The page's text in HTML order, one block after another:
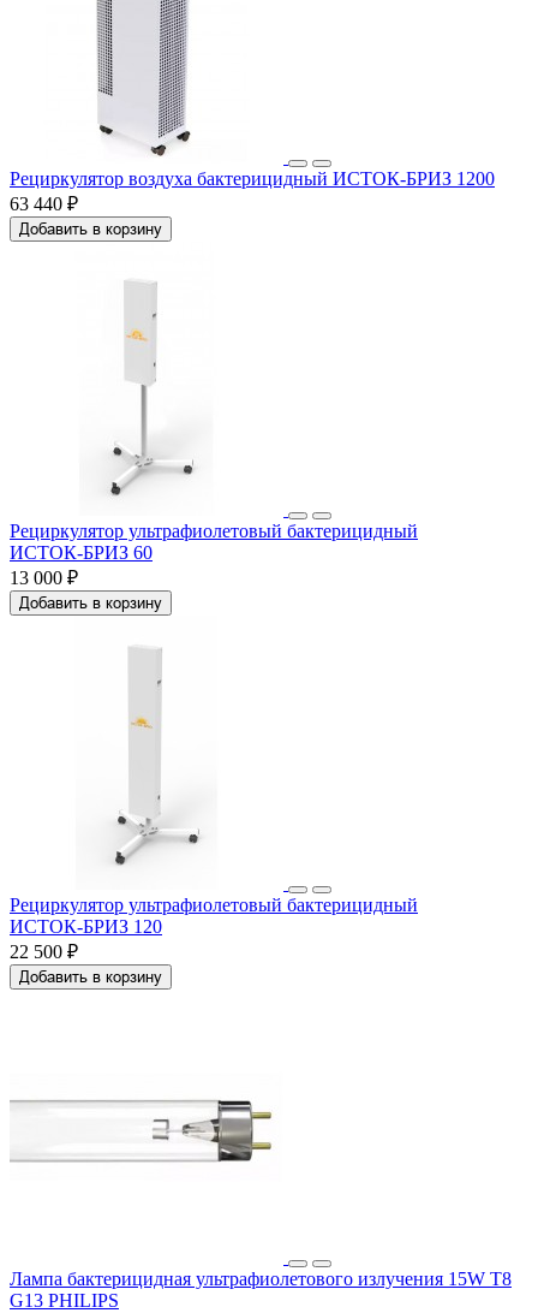
Рециркулятор воздуха бактерицидный ИСТОК-БРИЗ 1200
63 440 ₽
Добавить в корзину
Рециркулятор ультрафиолетовый бактерицидный
ИСТОК‑БРИЗ 60
13 000 ₽
Добавить в корзину
Рециркулятор ультрафиолетовый бактерицидный
ИСТОК‑БРИЗ 120
22 500 ₽
Добавить в корзину
Лампа бактерицидная ультрафиолетового излучения 15W T8
G13 PHILIPS